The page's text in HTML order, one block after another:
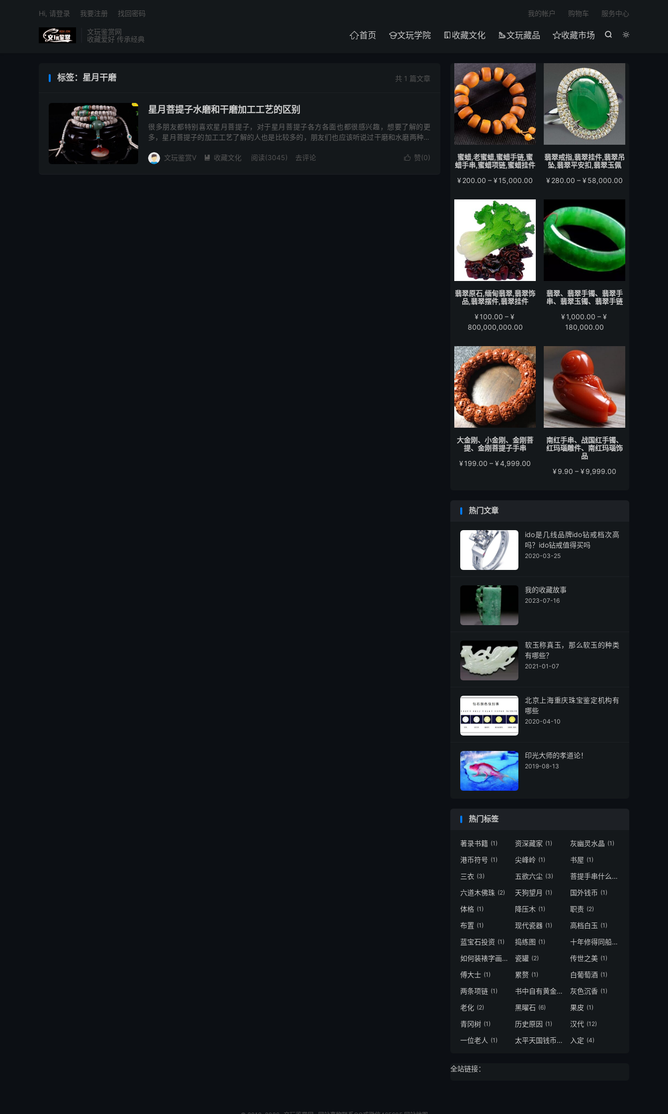
文玩鉴赏网
收藏爱好 传承经典


首页 文玩学院  收藏文化 文玩藏品 收藏市场
我的帐户 购物车 服务中心
Hi, 请登录 我要注册 找回密码
共 1 篇文章
标签：星月干磨
星月菩提子水磨和干磨加工工艺的区别
很多朋友都特别喜欢星月菩提子，对于星月菩提子各方各面也都很感兴趣，想要了解的更
多，星月菩提子的加工工艺了解的人也是比较多的，朋友们也应该听说过干磨和水磨两种，
好，...
 赞(0)
文玩鉴赏V  收藏文化 阅读(3045) 去评论
蜜蜡,老蜜蜡,蜜蜡手链,蜜
蜡手串,蜜蜡项链,蜜蜡挂件
¥200.00 – ¥15,000.00
范
¥200.00
至
¥15,000.00
翡翠戒指,翡翠挂件,翡翠吊
坠,翡翠平安扣,翡翠玉佩
¥280.00 – ¥58,000.00
范
至
¥58,000.00
翡翠原石,缅甸翡翠,翡翠饰
品,翡翠摆件,翡翠挂件
¥100.00 – ¥
800,000,000.00价
范
围：
¥100.00
至
¥800,000,000.00
翡翠、翡翠手镯、翡翠手
串、翡翠玉镯、翡翠手链
¥1,000.00 – ¥
180,000.00
范
¥180,000.00
大金刚、小金刚、金刚菩
提、金刚菩提子手串
¥199.00 – ¥4,999.00
南红手串、战国红手镯、
红玛瑙雕件、南红玛瑙饰
品
¥9.90 – ¥9,999.00
¥9,999.00
热门文章
ido是几线品牌ido钻戒档次高
吗？ido钻戒值得买吗
2020-03-25
我的收藏故事
2023-07-16
软玉称真玉，那么软玉的种类
有哪些？
2021-01-07
北京上海重庆珠宝鉴定机构有
哪些
2020-04-10
印光大师的孝道论！
2019-08-13
热门标签
著录书籍 (1) 资深藏家 (1) 灰幽灵水晶 (1)
港币符号 (1) 尖峰岭 (1) 书屋 (1)
三衣 (3) 五欲六尘 (3) 菩提手串什么颜色才算好
六道木佛珠 (2) 天狗望月 (1) 国外钱币 (1)
体格 (1) 降压木 (1) 职责 (2)
布置 (1) 现代瓷器 (1) 高档白玉 (1)
蓝宝石投资 (1) 捣练图 (1) 十年修得同船渡
如何装裱字画
(1) 瓷罐 (2) 传世之美 (1)
傅大士 (1) 累赘 (1) 白葡萄酒 (1)
两条项链 (1) 书中自有黄金屋 书中自有颜如玉 灰色沉香 (1)
老化 (2) 黑曜石 (6) 果皮 (1)
青冈树 (1) 历史原因 (1) 汉代 (12)
一位老人 (1) 太平天国钱币
(1) 入定 (4)
全站链接：